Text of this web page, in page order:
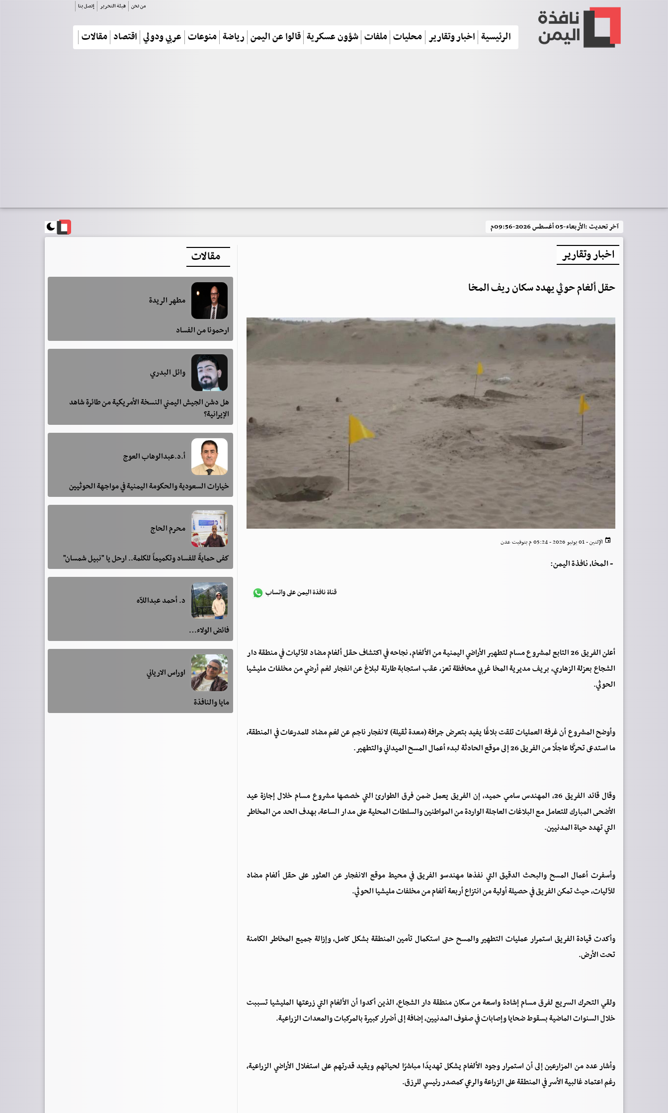
من نحن هيئة التحرير إتصل بنا
الرئيسية اخبار وتقارير محليات ملفات شؤون عسكرية قالوا عن اليمن رياضة منوعات عربي ودولي اقتصاد مقالات
آخر تحديث :الأربعاء-05 أغسطس 2026-09:56م
اخبار وتقارير
حقل ألغام حوثي يهدد سكان ريف المخا
الإثنين - 01 يونيو 2026 - 05:24 م بتوقيت عدن
-المخا، نافذة اليمن:
قناة نافذة اليمن على واتساب
أعلن الفريق 26 التابع لمشروع مسام لتطهير الأراضي اليمنية من الألغام، نجاحه في اكتشاف حقل ألغام مضاد للآليات في منطقة دار
الشجاع بعزلة الزهاري، بريف مديرية المخا غربي محافظة تعز، عقب استجابة طارئة لبلاغ عن انفجار لغم أرضي من مخلفات مليشيا
الحوثي.
وأوضح المشروع أن غرفة العمليات تلقت بلاغًا يفيد بتعرض جرافة (معدة ثقيلة) لانفجار ناجم عن لغم مضاد للمدرعات في المنطقة،
ما استدعى تحركًا عاجلًا من الفريق 26 إلى موقع الحادثة لبدء أعمال المسح الميداني والتطهير.
وقال قائد الفريق 26، المهندس سامي حميد، إن الفريق يعمل ضمن فرق الطوارئ التي خصصها مشروع مسام خلال إجازة عيد
الأضحى المبارك للتعامل مع البلاغات العاجلة الواردة من المواطنين والسلطات المحلية على مدار الساعة، بهدف الحد من المخاطر
التي تهدد حياة المدنيين.
وأسفرت أعمال المسح والبحث الدقيق التي نفذها مهندسو الفريق في محيط موقع الانفجار عن العثور على حقل ألغام مضاد
للآليات، حيث تمكن الفريق في حصيلة أولية من انتزاع أربعة ألغام من مخلفات مليشيا الحوثي.
وأكدت قيادة الفريق استمرار عمليات التطهير والمسح حتى استكمال تأمين المنطقة بشكل كامل، وإزالة جميع المخاطر الكامنة
تحت الأرض.
ولقي التحرك السريع لفرق مسام إشادة واسعة من سكان منطقة دار الشجاع، الذين أكدوا أن الألغام التي زرعتها المليشيا تسببت
خلال السنوات الماضية بسقوط ضحايا وإصابات في صفوف المدنيين، إضافة إلى أضرار كبيرة بالمركبات والمعدات الزراعية.
وأشار عدد من المزارعين إلى أن استمرار وجود الألغام يشكل تهديدًا مباشرًا لحياتهم ويقيد قدرتهم على استغلال الأراضي الزراعية،
رغم اعتماد غالبية الأسر في المنطقة على الزراعة والرعي كمصدر رئيسي للرزق.
مقالات
مطهر الريدة
ارحمونا من الفساد
وائل البدري
هل دشن الجيش اليمني النسخة الأمريكية من طائرة شاهد
الإيرانية؟
أ.د.عبدالوهاب العوج
خيارات السعودية والحكومة اليمنية في مواجهة الحوثيين
محرم الحاج
كفى حمايةً للفساد وتكميماً للكلمة.. ارحل يا "نبيل شمسان"
د. أحمد عبداللآه
فائض الولاء…
اوراس الارياني
مايا والنافذة